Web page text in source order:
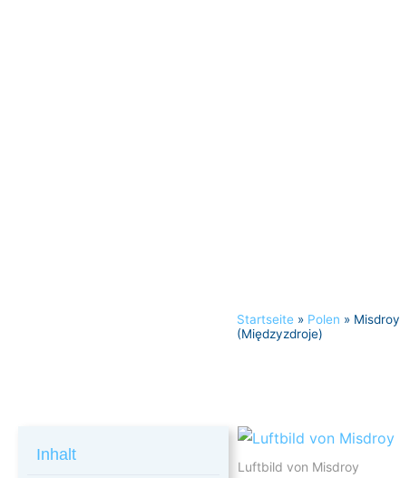
Startseite » Polen » Misdroy
(Międzyzdroje)
Inhalt
Luftbild von Misdroy